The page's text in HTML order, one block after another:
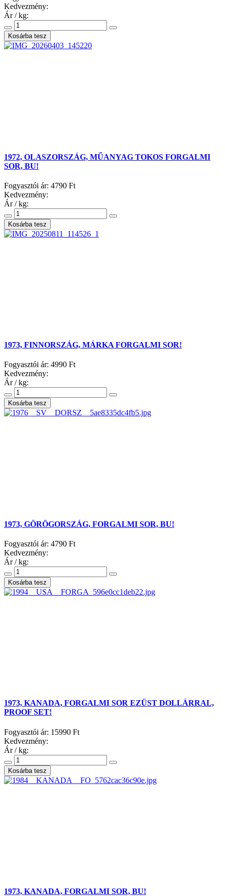
Kedvezmény:
Ár / kg:
1972, OLASZORSZÁG, MŰANYAG TOKOS FORGALMI
SOR, BU!
Fogyasztói ár: 4790 Ft
Kedvezmény:
Ár / kg:
1973, FINNORSZÁG, MÁRKA FORGALMI SOR!
Fogyasztói ár: 4990 Ft
Kedvezmény:
Ár / kg:
1973, GÖRÖGORSZÁG, FORGALMI SOR, BU!
Fogyasztói ár: 4790 Ft
Kedvezmény:
Ár / kg:
1973, KANADA, FORGALMI SOR EZÜST DOLLÁRRAL,
PROOF SET!
Fogyasztói ár: 15990 Ft
Kedvezmény:
Ár / kg:
1973, KANADA, FORGALMI SOR, BU!